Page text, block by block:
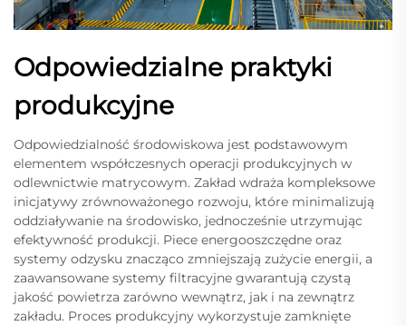
Odpowiedzialne praktyki
produkcyjne
Odpowiedzialność środowiskowa jest podstawowym
elementem współczesnych operacji produkcyjnych w
odlewnictwie matrycowym. Zakład wdraża kompleksowe
inicjatywy zrównoważonego rozwoju, które minimalizują
oddziaływanie na środowisko, jednocześnie utrzymując
efektywność produkcji. Piece energooszczędne oraz
systemy odzysku znacząco zmniejszają zużycie energii, a
zaawansowane systemy filtracyjne gwarantują czystą
jakość powietrza zarówno wewnątrz, jak i na zewnątrz
zakładu. Proces produkcyjny wykorzystuje zamknięte